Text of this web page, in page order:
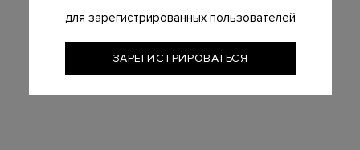
для зарегистрированных пользователей
ЗАРЕГИСТРИРОВАТЬСЯ